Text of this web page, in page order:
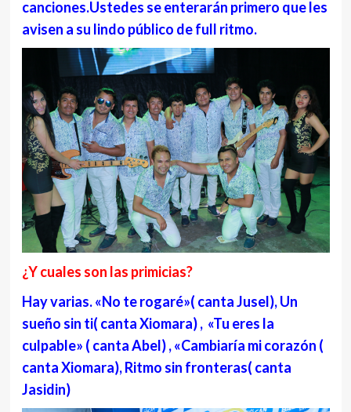
canciones.Ustedes se enterarán primero que les
avisen a su lindo público de full ritmo.
¿Y cuales son las primicias?
Hay varias. «No te rogaré»( canta Jusel), Un
sueño sin ti( canta Xiomara) , «Tu eres la
culpable» ( canta Abel) , «Cambiaría mi corazón (
canta Xiomara), Ritmo sin fronteras( canta
Jasidin)